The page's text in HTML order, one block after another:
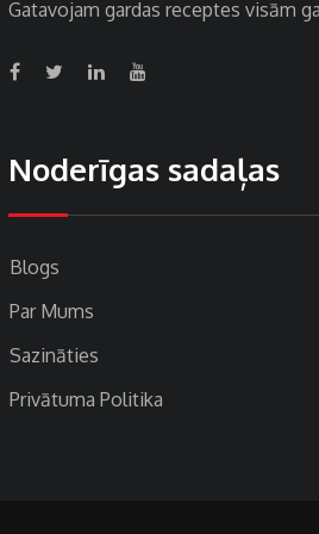
Gatavojam gardas receptes visām
Noderīgas sadaļas
Blogs
Par Mums
Sazināties
Privātuma Politika